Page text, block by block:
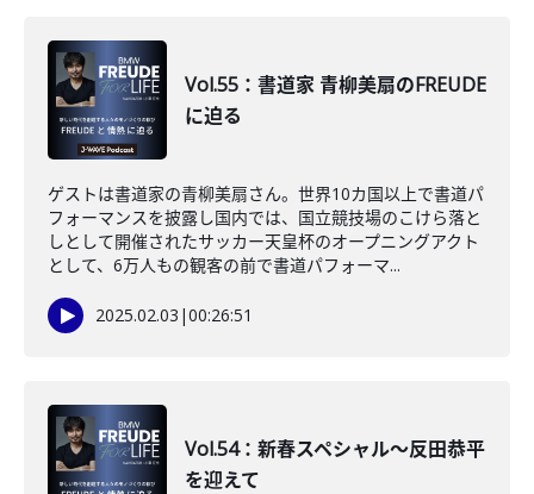
Vol.55：書道家 青柳美扇のFREUDE
に迫る
ゲストは書道家の青柳美扇さん。世界10カ国以上で書道パ
フォーマンスを披露し国内では、国立競技場のこけら落と
しとして開催されたサッカー天皇杯のオープニングアクト
として、6万人もの観客の前で書道パフォーマ...
2025.02.03 |00:26:51
Vol.54：新春スペシャル〜反田恭平
を迎えて